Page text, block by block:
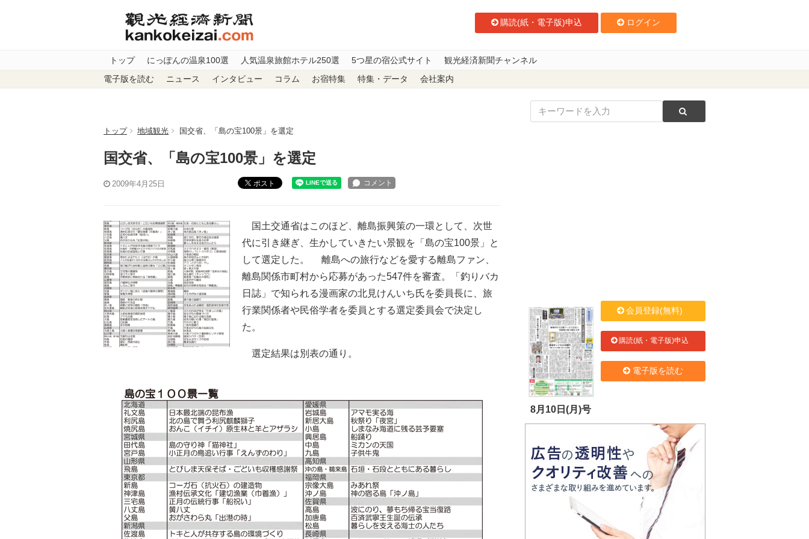
購読(紙・電子版)申込 ログイン
トップ にっぽんの温泉100選 人気温泉旅館ホテル250選 5つ星の宿公式サイト 観光経済新聞チャンネル
電子版を読む ニュース インタビュー コラム お宿特集 特集・データ 会社案内
トップ 地域観光 国交省、「島の宝100景」を選定
国交省、「島の宝100景」を選定
2009年4月25日 ポスト
国土交通省はこのほど、離島振興策の一環として、次世
代に引き継ぎ、生かしていきたい景観を「島の宝100景」と
して選定した。 離島への旅行などを愛する離島ファン、
離島関係市町村から応募があった547件を審査。「釣りバカ
日誌」で知られる漫画家の北見けんいち氏を委員長に、旅
行業関係者や民俗学者を委員とする選定委員会で決定し
た。
選定結果は別表の通り。
8月10日(月)号
会員登録(無料)
購読(紙・電子版)申込
電子版を読む